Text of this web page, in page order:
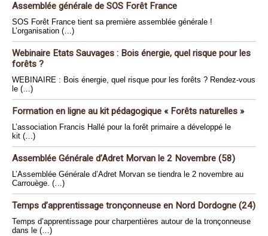
Assemblée générale de SOS Forêt France
SOS Forêt France tient sa première assemblée générale !
L’organisation (…)
Webinaire Etats Sauvages : Bois énergie, quel risque pour les
forêts ?
WEBINAIRE : Bois énergie, quel risque pour les forêts ? Rendez-vous
le (…)
Formation en ligne au kit pédagogique « Forêts naturelles »
L’association Francis Hallé pour la forêt primaire a développé le
kit (…)
Assemblée Générale d’Adret Morvan le 2 Novembre (58)
L’Assemblée Générale d’Adret Morvan se tiendra le 2 novembre au
Carrouège. (…)
Temps d’apprentissage tronçonneuse en Nord Dordogne (24)
Temps d’apprentissage pour charpentières autour de la tronçonneuse
dans le (…)